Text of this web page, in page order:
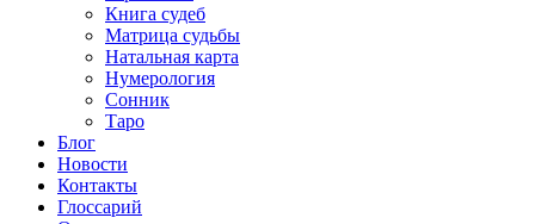
Книга судеб
Матрица судьбы
Натальная карта
Нумерология
Сонник
Таро
Блог
Новости
Контакты
Глоссарий